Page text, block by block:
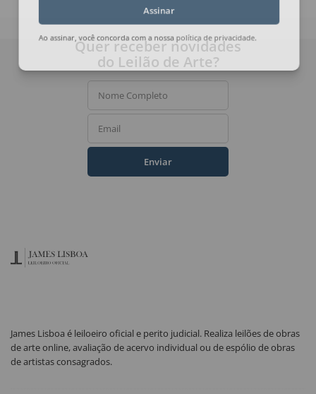
Assinar
Ao assinar, você concorda com a nossapolítica de privacidade
Quer receber novidades
do Leilão de Arte?
Nome Completo
Email
Enviar
James Lisboa é leiloeiro oficial e perito judicial. Realiza leilões de obras
de arte online, avaliação de acervo individual ou de espólio de obras
de artistas consagrados.